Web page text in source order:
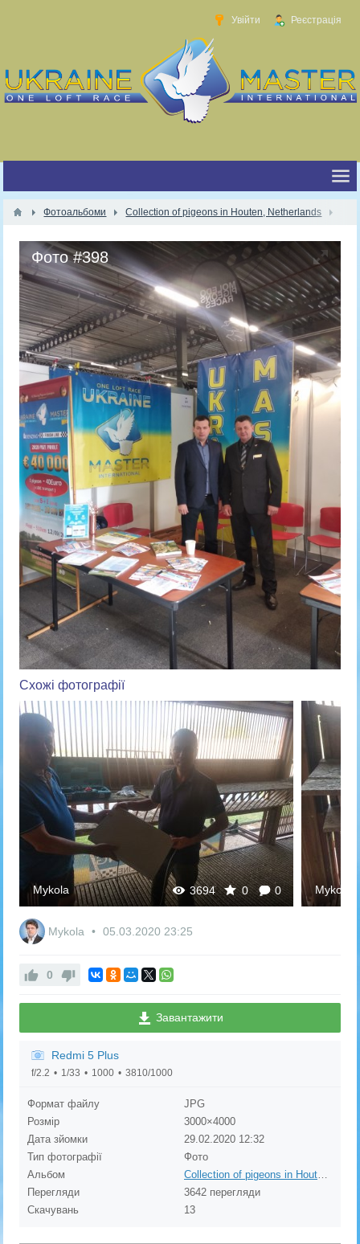
Увійти Реєстрація
Фотоальбоми Collection of pigeons in Houten, Netherlands
Фото #398
Схожі фотографії
3694 0 0
Mykola Mykola
Mykola 05.03.2020 23:25
0
Завантажити
Redmi 5 Plus
f/2.2 1/33 1000 3810/1000
Формат файлу
JPG
Розмір
3000×4000
Дата зйомки
29.02.2020 12:32
Тип фотографії
Фото
Альбом
Перегляди
3642 перегляди
Скачувань
13